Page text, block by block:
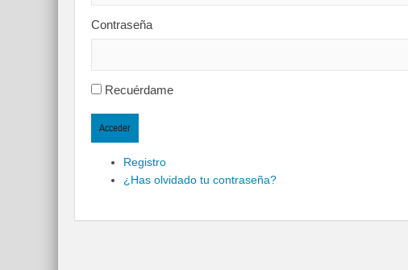
Contraseña
Recuérdame
Acceder
Registro
¿Has olvidado tu contraseña?